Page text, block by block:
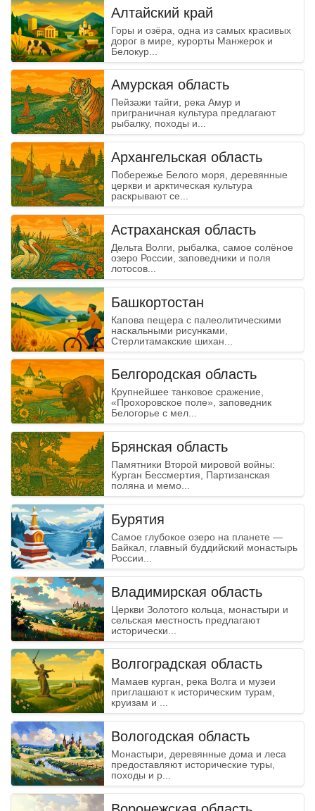
Алтайский край
Горы и озёра, одна из самых красивых
дорог в мире, курорты Манжерок и
Белокур...
Амурская область
Пейзажи тайги, река Амур и
приграничная культура предлагают
рыбалку, походы и...
Архангельская область
Побережье Белого моря, деревянные
церкви и арктическая культура
раскрывают се...
Астраханская область
Дельта Волги, рыбалка, самое солёное
озеро России, заповедники и поля
лотосов...
Башкортостан
Капова пещера с палеолитическими
наскальными рисунками,
Стерлитамакские шихан...
Белгородская область
Крупнейшее танковое сражение,
«Прохоровское поле», заповедник
Белогорье с мел...
Брянская область
Памятники Второй мировой войны:
Курган Бессмертия, Партизанская
поляна и мемо...
Бурятия
Самое глубокое озеро на планете —
Байкал, главный буддийский монастырь
России...
Владимирская область
Церкви Золотого кольца, монастыри и
сельская местность предлагают
исторически...
Волгоградская область
Мамаев курган, река Волга и музеи
приглашают к историческим турам,
круизам и ...
Вологодская область
Монастыри, деревянные дома и леса
предоставляют исторические туры,
походы и р...